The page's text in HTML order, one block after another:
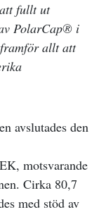
fullt ut
PolarCap® i
allt att
avslutades den
motsvarande
Cirka 80,7
med stöd av